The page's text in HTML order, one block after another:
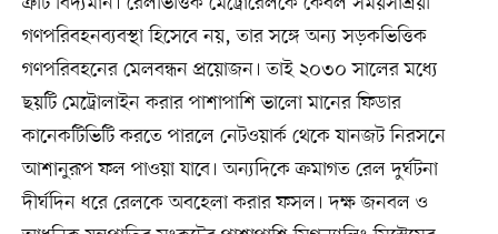
গণপরিবহনব্যবস্থা হিসেবে নয়, তার সঙ্গে অন্য সড়কভিত্তিক
গণপরিবহনের মেলবন্ধন প্রয়োজন। তাই ২০৩০ সালের মধ্যে
ছয়টি মেট্রোলাইন করার পাশাপাশি ভালো মানের ফিডার
কানেকটিভিটি করতে পারলে নেটওয়ার্ক থেকে যানজট নিরসনে
আশানুরূপ ফল পাওয়া যাবে। অন্যদিকে ক্রমাগত রেল দুর্ঘটনা
দীর্ঘদিন ধরে রেলকে অবহেলা করার ফসল। দক্ষ জনবল ও